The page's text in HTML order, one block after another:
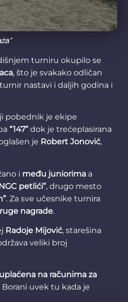
turniru okupilo se
, što je svakako odličan
nastavi i daljih godina i
pobednik je ekipe
“147” dok je trećeplasirana
je Robert Jonović,
i među juniorima a
petlići”, drugo mesto
. Za sve učesnike turnira
nagrade.
Radoje Mijović, starešina
veliki broj
na računima za
uvek tu kada je